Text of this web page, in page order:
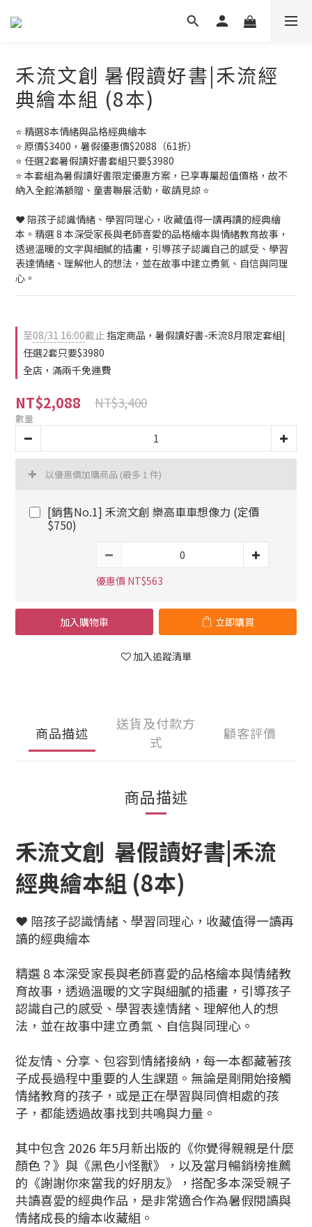
禾流文創 暑假讀好書|禾流經
典繪本組 (8本)
⭐ 精選8本情緒與品格經典繪本
⭐ 原價$3400，暑假優惠價$2088（61折）
⭐ 任選2套暑假讀好書套組只要$3980
⭐ 本套組為暑假讀好書限定優惠方案，已享專屬超值價格，故不
納入全館滿額贈、童書聯展活動，敬請見諒 ⭐
❤️ 陪孩子認識情緒、學習同理心，收藏值得一讀再讀的經典繪
本。精選 8 本深受家長與老師喜愛的品格繪本與情緒教育故事，
透過溫暖的文字與細膩的插畫，引導孩子認識自己的感受、學習
表達情緒、理解他人的想法，並在故事中建立勇氣、自信與同理
心。
至08/31 16:00截止 指定商品，暑假讀好書-禾流8月限定套組|
任選2套只要$3980
全店，滿兩千免運費
NT$2,088 NT$3,400
數量
以優惠價加購商品 (最多 1 件)
[銷售No.1] 禾流文創 樂高車車想像力 (定價
$750)
優惠價 NT$563
加入購物車 立即購買
加入追蹤清單
商品描述
送貨及付款方
式
顧客評價
商品描述
禾流文創 暑假讀好書|禾流
經典繪本組 (8本)
❤️ 陪孩子認識情緒、學習同理心，收藏值得一讀再
讀的經典繪本
精選 8 本深受家長與老師喜愛的品格繪本與情緒教
育故事，透過溫暖的文字與細膩的插畫，引導孩子
認識自己的感受、學習表達情緒、理解他人的想
法，並在故事中建立勇氣、自信與同理心。
從友情、分享、包容到情緒接納，每一本都藏著孩
子成長過程中重要的人生課題。無論是剛開始接觸
情緒教育的孩子，或是正在學習與同儕相處的孩
子，都能透過故事找到共鳴與力量。
其中包含 2026 年5月新出版的《你覺得親親是什麼
顏色？》與《黑色小怪獸》，以及當月暢銷榜推薦
的《謝謝你來當我的好朋友》，搭配多本深受親子
共讀喜愛的經典作品，是非常適合作為暑假閱讀與
情緒成長的繪本收藏組。